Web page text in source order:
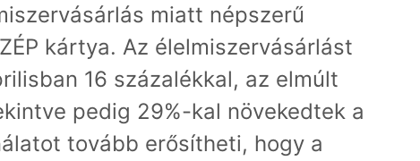
miatt népszerű
kártya. Az élelmiszervásárlást
16 százalékkal, az elmúlt
pedig 29%-kal növekedtek a
tovább erősítheti, hogy a